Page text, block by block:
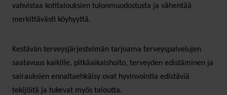
vahvistaa kotitalouksien tulonmuodostusta ja vähentää
merkittävästi köyhyyttä.
Kestävän terveysjärjestelmän tarjoama terveyspalvelujen
saatavuus kaikille, pitkäaikaishoito, terveyden edistäminen ja
sairauksien ennaltaehkäisy ovat hyvinvointia edistäviä
tekijöitä ja tukevat myös taloutta.